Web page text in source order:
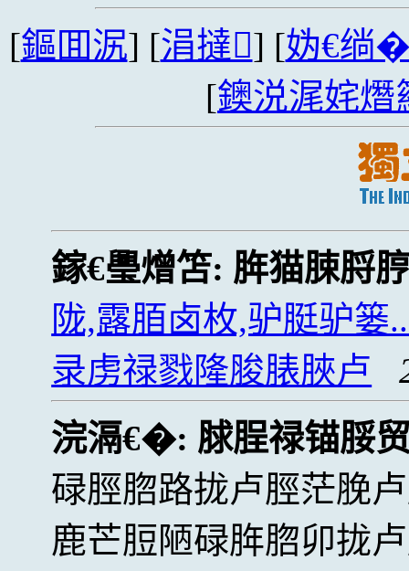
[鏂囬泦] [涓撻] [妫€绱
[鐭涚浘姹熸
鎵€璺熷笘: 脌猫脨脟
陇,露脜卤枚,驴脡驴篓
录虏禄戮隆脧脿脥卢
浣滆€�: 脙脭禄锚脮
碌脛脗路拢卢脛茫脕
鹿芒脰陋碌脌脗卯拢